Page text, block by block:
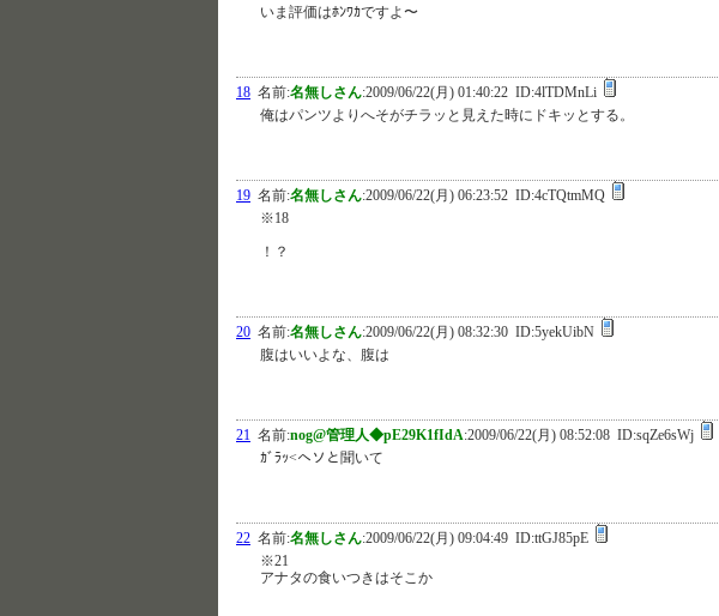
いま評価はﾎﾝﾜｶですよ〜
18 名前:名無しさん:2009/06/22(月) 01:40:22 ID:4lTDMnLi
俺はパンツよりへそがチラッと見えた時にドキッとする。
19 名前:名無しさん:2009/06/22(月) 06:23:52 ID:4cTQtmMQ
※18
！？
20 名前:名無しさん:2009/06/22(月) 08:32:30 ID:5yekUibN
腹はいいよな、腹は
21 名前:nog@管理人◆pE29K1fIdA:2009/06/22(月) 08:52:08 ID:sqZe6sWj
ｶﾞﾗｯ<ヘソと聞いて
22 名前:名無しさん:2009/06/22(月) 09:04:49 ID:ttGJ85pE
※21
アナタの食いつきはそこか